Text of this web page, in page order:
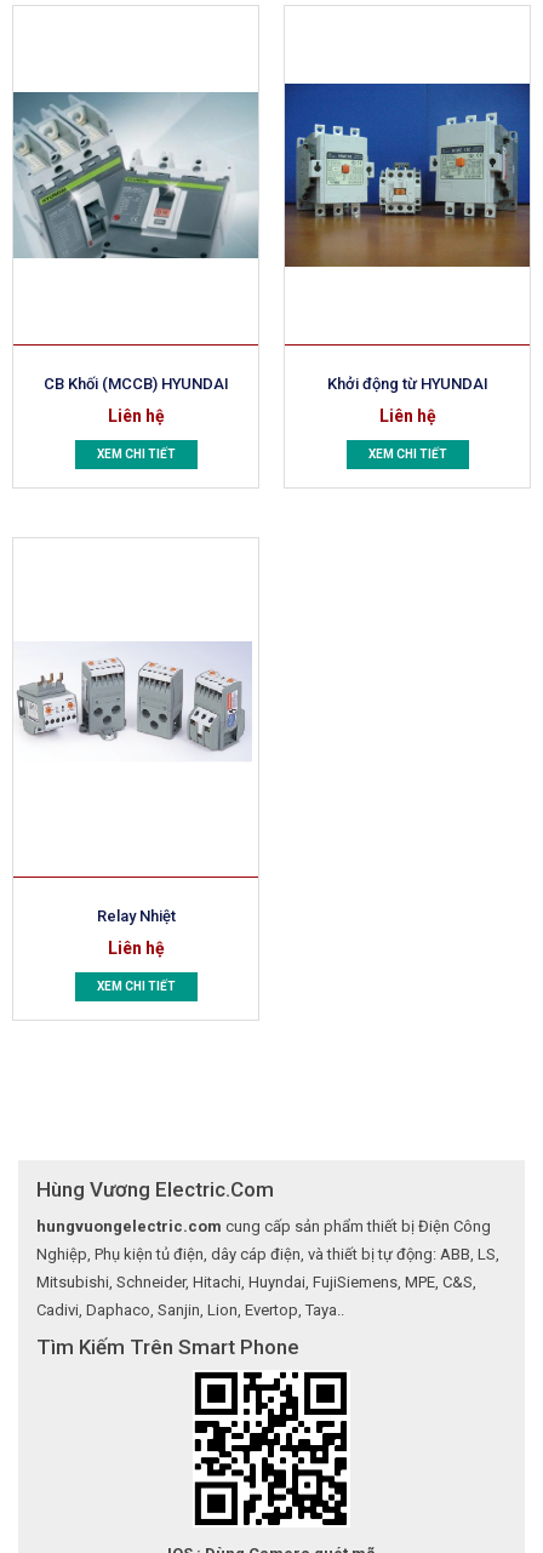
CB Khối (MCCB) HYUNDAI
Liên hệ
XEM CHI TIẾT
Khởi động từ HYUNDAI
Liên hệ
XEM CHI TIẾT
Relay Nhiệt
Liên hệ
XEM CHI TIẾT
Hùng Vương Electric.Com
hungvuongelectric.com cung cấp sản phẩm thiết bị Điện Công
Nghiệp, Phụ kiện tủ điện, dây cáp điện, và thiết bị tự động: ABB, LS,
Mitsubishi, Schneider, Hitachi, Huyndai, FujiSiemens, MPE, C&S,
Cadivi, Daphaco, Sanjin, Lion, Evertop, Taya..
Tìm Kiếm Trên Smart Phone